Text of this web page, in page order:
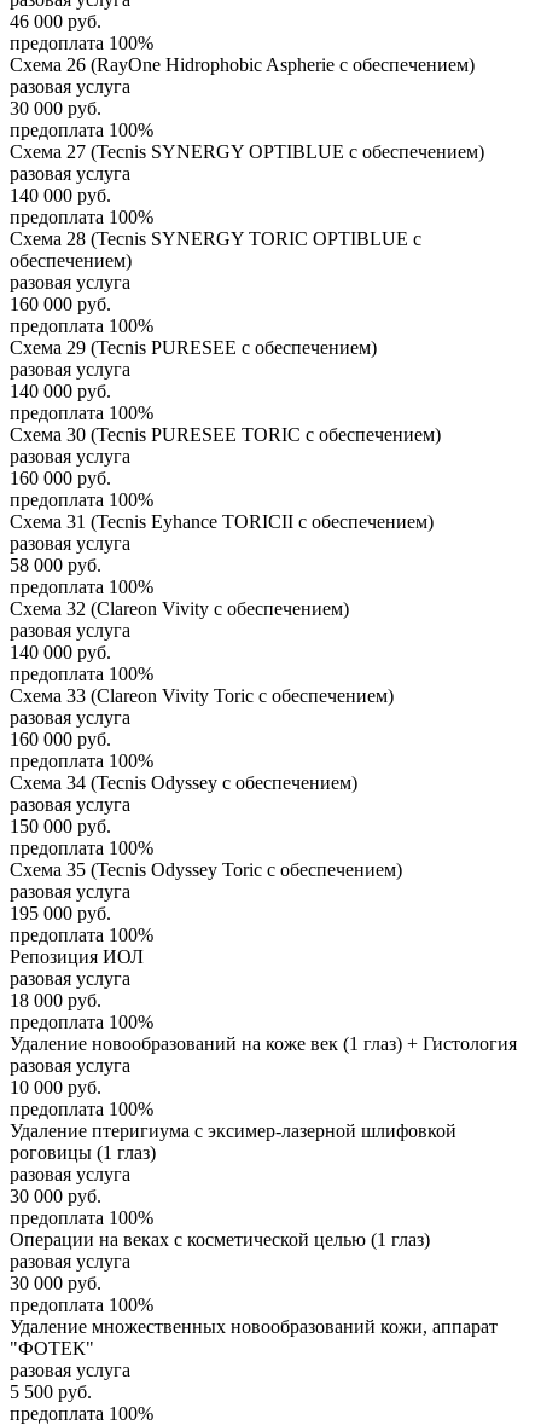
46 000 руб.
предоплата 100%
Схема 26 (RayOne Hidrophobic Aspherie с обеспечением)
разовая услуга
30 000 руб.
предоплата 100%
Схема 27 (Tecnis SYNERGY OPTIBLUE с обеспечением)
разовая услуга
140 000 руб.
предоплата 100%
Схема 28 (Tecnis SYNERGY TORIC OPTIBLUE с
обеспечением)
разовая услуга
160 000 руб.
предоплата 100%
Схема 29 (Tecnis PURESEE с обеспечением)
разовая услуга
140 000 руб.
предоплата 100%
Схема 30 (Tecnis PURESEE TORIC с обеспечением)
разовая услуга
160 000 руб.
предоплата 100%
Схема 31 (Tecnis Eyhance TORICII с обеспечением)
разовая услуга
58 000 руб.
предоплата 100%
Схема 32 (Clareon Vivity с обеспечением)
разовая услуга
140 000 руб.
предоплата 100%
Схема 33 (Clareon Vivity Toric с обеспечением)
разовая услуга
160 000 руб.
предоплата 100%
Схема 34 (Tecnis Odyssey с обеспечением)
разовая услуга
150 000 руб.
предоплата 100%
Схема 35 (Tecnis Odyssey Toric с обеспечением)
разовая услуга
195 000 руб.
предоплата 100%
Репозиция ИОЛ
разовая услуга
18 000 руб.
предоплата 100%
Удаление новообразований на коже век (1 глаз) + Гистология
разовая услуга
10 000 руб.
предоплата 100%
Удаление птеригиума с эксимер-лазерной шлифовкой
роговицы (1 глаз)
разовая услуга
30 000 руб.
предоплата 100%
Операции на веках с косметической целью (1 глаз)
разовая услуга
30 000 руб.
предоплата 100%
Удаление множественных новообразований кожи, аппарат
"ФОТЕК"
разовая услуга
5 500 руб.
предоплата 100%